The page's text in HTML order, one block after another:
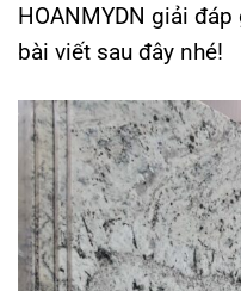
HOANMYDN giải
bài viết sau đây nhé!